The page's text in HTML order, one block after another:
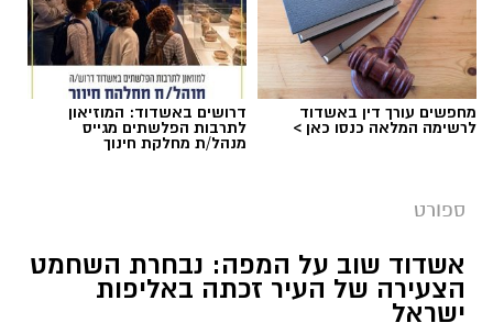
מחפשים עורך דין באשדוד
לרשימה המלאה כנסו כאן >
דרושים באשדוד: המוזיאון
לתרבות הפלשתים מגייס
מנהל/ת מחלקת חינוך
ספורט
אשדוד שוב על המפה: נבחרת השחמט
הצעירה של העיר זכתה באליפות
ישראל